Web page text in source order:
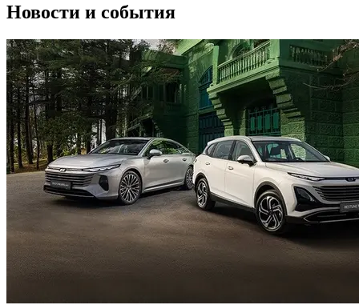
Новости и события